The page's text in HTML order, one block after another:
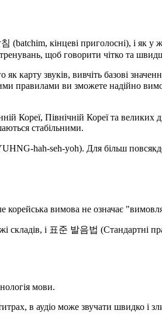
(batchim, кінцеві приголосні), і як у
щоб говорити чітко та
карту звуків, вивчіть базові
правилами ви зможете надійно
Кореї, Північній Кореї та великих
стабільними.
hah-seh-yoh). Для більш
корейська вимова не означає
складів, і 표준 발음법 (Стандартні
мови.
в аудіо може звучати швидко і